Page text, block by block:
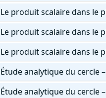
Le produit scalaire dans le
Le produit scalaire dans le
Le produit scalaire dans le
Étude analytique du cercle
Étude analytique du cercle